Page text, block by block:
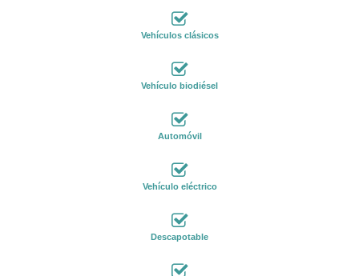
Vehículos clásicos
Vehículo biodiésel
Automóvil
Vehículo eléctrico
Descapotable